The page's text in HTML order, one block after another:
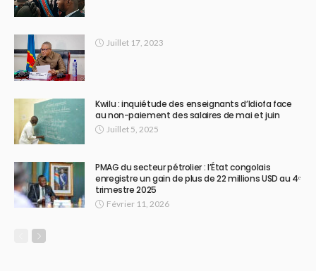
Juillet 17, 2023
Kwilu : inquiétude des enseignants d’Idiofa face
au non-paiement des salaires de mai et juin
Juillet 5, 2025
PMAG du secteur pétrolier : l’État congolais
enregistre un gain de plus de 22 millions USD au 4ᵉ
trimestre 2025
Février 11, 2026